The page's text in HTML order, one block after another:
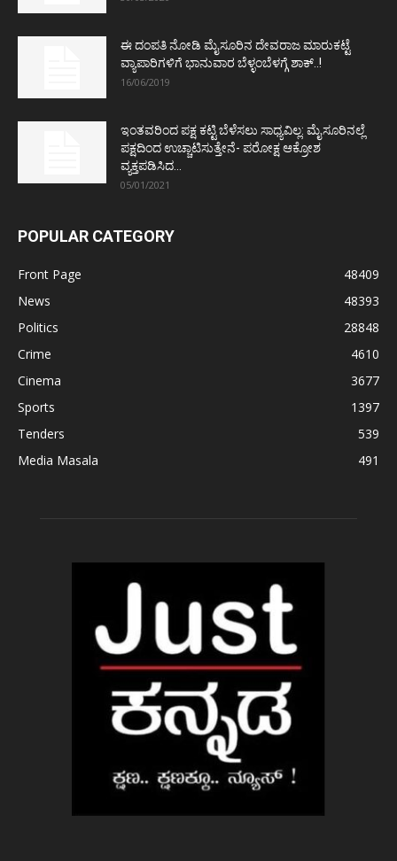
ಈ ದಂಪತಿ ನೋಡಿ ಮೈಸೂರಿನ ದೇವರಾಜ ಮಾರುಕಟ್ಟೆ
ವ್ಯಾಪಾರಿಗಳಿಗೆ ಭಾನುವಾರ ಬೆಳ್ಳಂಬೆಳಗ್ಗೆ ಶಾಕ್..!
16/06/2019
ಇಂತವರಿಂದ ಪಕ್ಷ ಕಟ್ಟಿ ಬೆಳೆಸಲು ಸಾಧ್ಯವಿಲ್ಲ: ಮೈಸೂರಿನಲ್ಲೆ
ಪಕ್ಷದಿಂದ ಉಚ್ಚಾಟಿಸುತ್ತೇನೆ- ಪರೋಕ್ಷ ಆಕ್ರೋಶ
ವ್ಯಕ್ತಪಡಿಸಿದ...
05/01/2021
POPULAR CATEGORY
Front Page
48409
News
48393
Politics
28848
Crime
4610
Cinema
3677
Sports
1397
Tenders
539
Media Masala
491